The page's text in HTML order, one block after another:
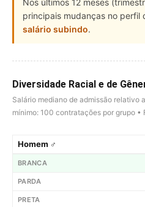
principais mudanças no perfil
salário subindo.
Diversidade Racial e de
Salário mediano de admissão relativo
mínimo: 100 contratações por grupo •
Homem ♂